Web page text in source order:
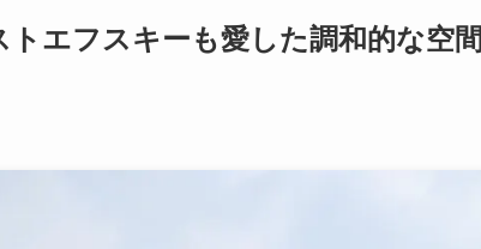
トエフスキーも愛した調和的な空間